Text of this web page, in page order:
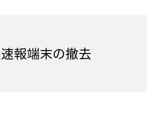
報端末の撤去